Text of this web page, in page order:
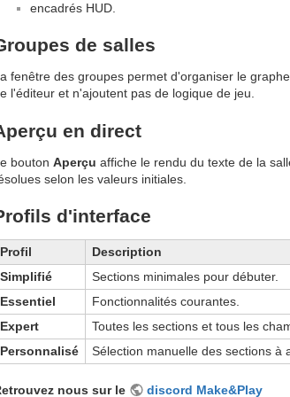
encadrés HUD.
de salles
fenêtre des groupes permet d'organiser le
l'éditeur et n'ajoutent pas de logique de jeu.
en direct
bouton Aperçu affiche le rendu du texte de la
selon les valeurs initiales.
d'interface
Profil
Description
Simplifié
Sections minimales pour débuter.
Essentiel
Fonctionnalités courantes.
Expert
Toutes les sections et tous les
Personnalisé
Sélection manuelle des sections à
nous sur le discord Make&Play